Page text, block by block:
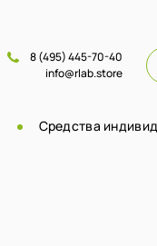
8 (495) 445-70-40
info@rlab.store
Средства